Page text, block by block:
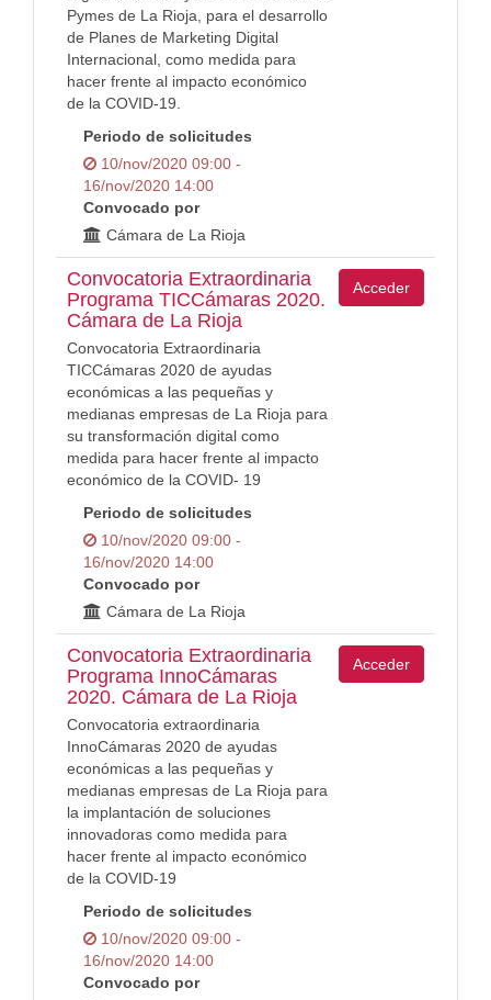
Pymes de La Rioja, para el desarrollo
de Planes de Marketing Digital
Internacional, como medida para
hacer frente al impacto económico
de la COVID-19.
Periodo de solicitudes
10/nov/2020 09:00 -
16/nov/2020 14:00
Convocado por
Cámara de La Rioja
Convocatoria Extraordinaria
Programa TICCámaras 2020.
Cámara de La Rioja
Convocatoria Extraordinaria
TICCámaras 2020 de ayudas
económicas a las pequeñas y
medianas empresas de La Rioja para
su transformación digital como
medida para hacer frente al impacto
económico de la COVID- 19
Periodo de solicitudes
10/nov/2020 09:00 -
16/nov/2020 14:00
Convocado por
Cámara de La Rioja
Acceder
Convocatoria Extraordinaria
Programa InnoCámaras
2020. Cámara de La Rioja
Convocatoria extraordinaria
InnoCámaras 2020 de ayudas
económicas a las pequeñas y
medianas empresas de La Rioja para
la implantación de soluciones
innovadoras como medida para
hacer frente al impacto económico
de la COVID-19
Periodo de solicitudes
10/nov/2020 09:00 -
16/nov/2020 14:00
Convocado por
Acceder